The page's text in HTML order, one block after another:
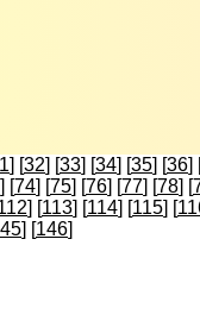
] [32] [33] [34] [35] [36]
] [74] [75] [76] [77] [78] [
] [113] [114] [115] [
] [146]